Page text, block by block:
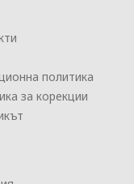
политика
за корекции